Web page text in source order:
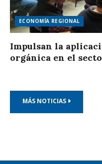
ECONOMÍA REGIONAL
Impulsan la
orgánica en el
MÁS NOTICIAS